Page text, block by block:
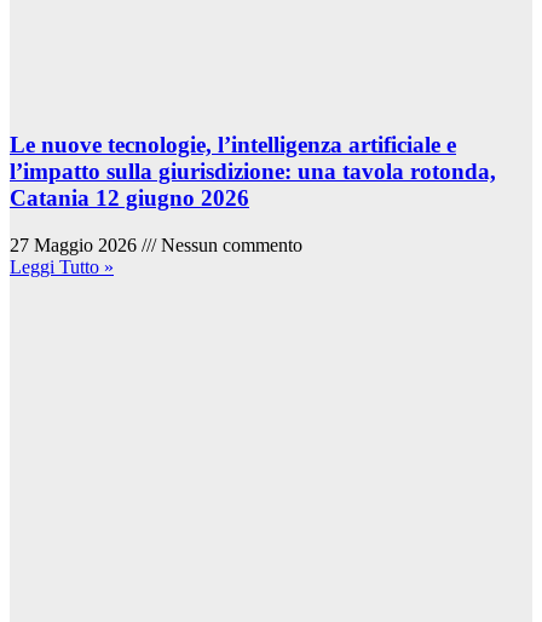
Le nuove tecnologie, l’intelligenza artificiale e
l’impatto sulla giurisdizione: una tavola rotonda,
Catania 12 giugno 2026
27 Maggio 2026
Nessun commento
Leggi Tutto »